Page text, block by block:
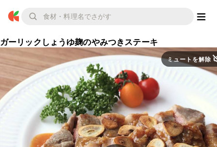
ガーリックしょうゆ麹のやみつきステーキ
ミュートを解除